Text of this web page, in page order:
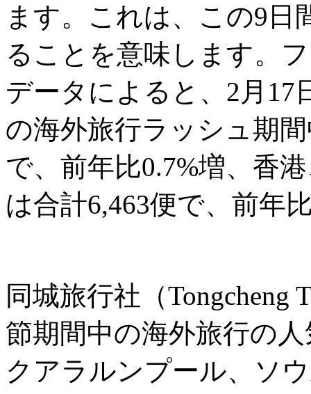
ます。これは、この9日
ることを意味します。
データによると、2月17
の海外旅行ラッシュ期
で、前年比0.7%増、香
は合計6,463便で、前年
同城旅行社（
節期間中の海外旅行の
クアラルンプール、ソ